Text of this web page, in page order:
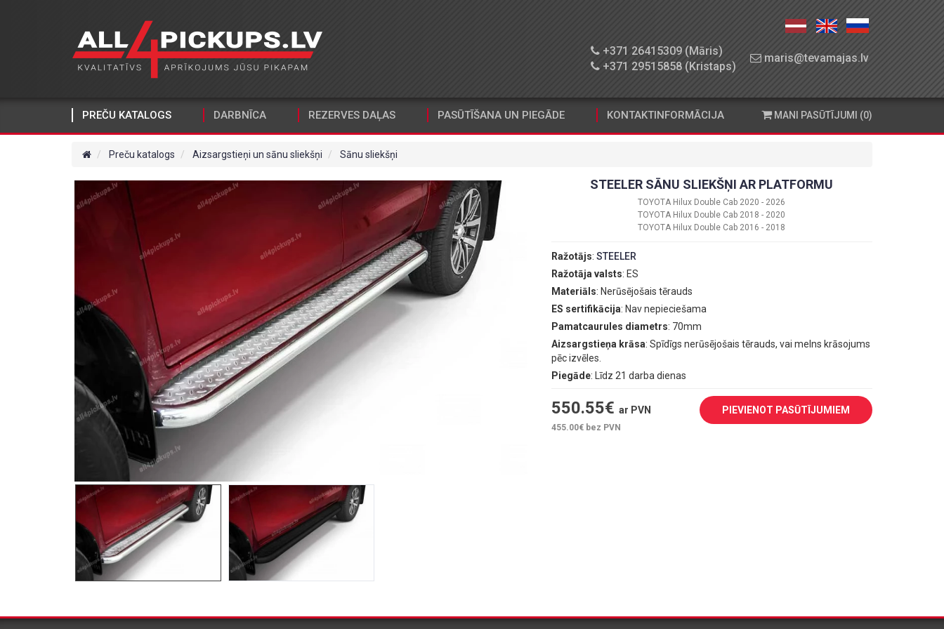
+371 26415309 (Māris)
+371 29515858 (Kristaps)
maris@tevamajas.lv
PREČU KATALOGS DARBNĪCA REZERVES DAĻAS PASŪTĪŠANA UN PIEGĀDE KONTAKTINFORMĀCIJA MANI PASŪTĪJUMI (0)
Preču katalogs Aizsargstieņi un sānu sliekšņi Sānu sliekšņi
STEELER SĀNU SLIEKŠŅI AR PLATFORMU
TOYOTA Hilux Double Cab 2020 - 2026
TOYOTA Hilux Double Cab 2018 - 2020
TOYOTA Hilux Double Cab 2016 - 2018
Ražotājs: STEELER
Ražotāja valsts: ES
Materiāls: Nerūsējošais tērauds
ES sertifikācija: Nav nepieciešama
Pamatcaurules diametrs: 70mm
Aizsargstieņa krāsa: Spīdīgs nerūsējošais tērauds, vai melns krāsojums
pēc izvēles.
Piegāde: Līdz 21 darba dienas
550.55€ ar PVN
455.00€ bez PVN
PIEVIENOT PASŪTĪJUMIEM